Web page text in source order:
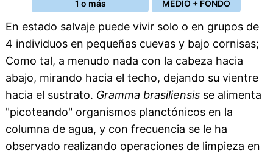
1 o más
MEDIO + FONDO
En estado salvaje puede vivir solo o en grupos de
4 individuos en pequeñas cuevas y bajo cornisas;
Como tal, a menudo nada con la cabeza hacia
abajo, mirando hacia el techo, dejando su vientre
hacia el sustrato. Gramma brasiliensisse alimenta
"picoteando" organismos planctónicos en la
columna de agua, y con frecuencia se le ha
observado realizando operaciones de limpieza en